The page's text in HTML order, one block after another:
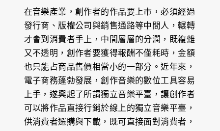
在音樂產業，創作者的作品要上市，必須經過
發行商、版權公司與銷售通路等中間人，輾轉
才會到消費者手上，中間層層的分潤，既複雜
又不透明，創作者要獲得報酬不僅耗時，金額
也只能占商品售價相當小的一部分。近年來，
電子商務蓬勃發展，創作音樂的數位工具容易
上手，遂興起了所謂獨立音樂平臺，讓創作者
可以將作品直接行銷於線上的獨立音樂平臺，
供消費者選購與下載，既可直接面對消費者，